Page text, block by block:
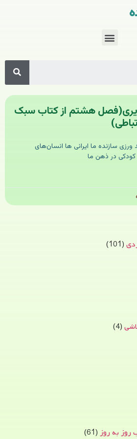
هشتم از کتاب سبک
سازنده ما ایرانی ها انسان‌های
کودکی در ذهن ما
(101)
(4)
به روز (61)